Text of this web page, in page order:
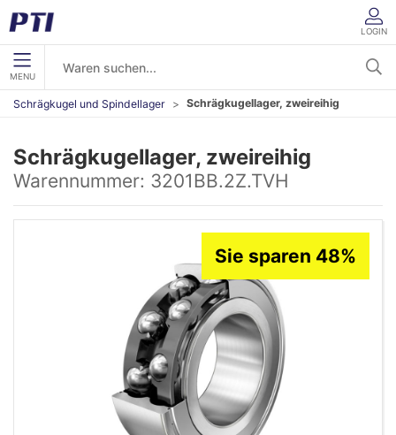
LOGIN
MENU
Schrägkugel und Spindellager Schrägkugellager, zweireihig
Schrägkugellager, zweireihig
Warennummer: 3201BB.2Z.TVH
Sie sparen 48%